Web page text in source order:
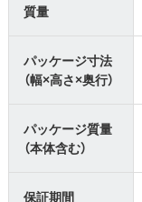
質量
パッケージ寸法
（幅×高さ×奥行）
パッケージ質量
（本体含む）
保証期間